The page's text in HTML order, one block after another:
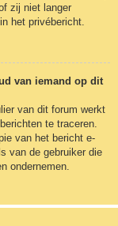
zij niet langer
het privébericht.
van iemand op dit
van dit forum werkt
te traceren.
van het bericht e-
van de gebruiker die
ondernemen.